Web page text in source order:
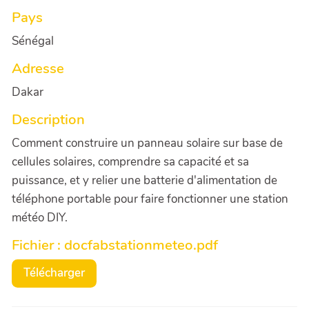
Pays
Sénégal
Adresse
Dakar
Description
Comment construire un panneau solaire sur base de
cellules solaires, comprendre sa capacité et sa
puissance, et y relier une batterie d'alimentation de
téléphone portable pour faire fonctionner une station
météo DIY.
Fichier : docfabstationmeteo.pdf
Télécharger